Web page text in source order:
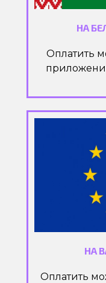
НА
Оплатить
НА
Оплатить